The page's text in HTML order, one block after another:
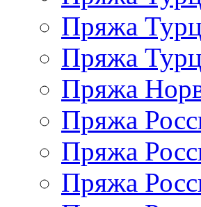
Пряжа
Пряжа
Пряжа
Пряжа
Пряжа
Пряжа